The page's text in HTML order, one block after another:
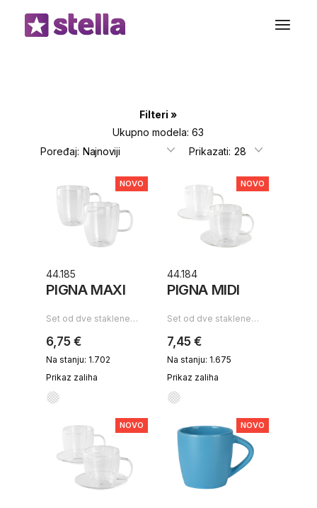
sadržaja
Filteri
Ukupno modela: 63
Poređaj:
Prikazati:
NOVO
44.185
PIGNA MAXI
Set od dve staklene…
6,75 €
Na stanju: 1.702
Prikaz zaliha
NOVO
44.184
PIGNA MIDI
Set od dve staklene…
7,45 €
Na stanju: 1.675
Prikaz zaliha
NOVO NOVO